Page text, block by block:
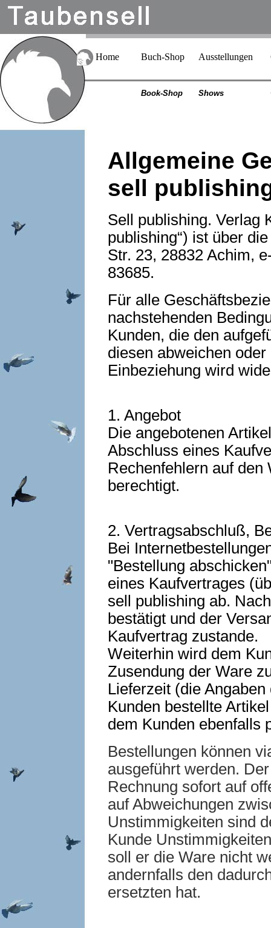
Home Buch-Shop Ausstellungen
Book-Shop Shows
Allgemeine
sell
Sell publishing. Verlag
publishing“) ist über
Str. 23, 28832 Achim,
83685.
Für alle
nachstehenden
Kunden, die den
diesen abweichen
Einbeziehung wird
1. Angebot
Die angebotenen
Abschluss eines
Rechenfehlern auf
berechtigt.
2. Vertragsabschluß,
Bei
"Bestellung
eines Kaufvertrages
sell publishing ab.
bestätigt und der
Kaufvertrag zustande.
Weiterhin wird dem
Zusendung der Ware
Lieferzeit (die
Kunden bestellte
dem Kunden ebenfalls
Bestellungen können
ausgeführt werden.
Rechnung sofort auf
auf Abweichungen
Unstimmigkeiten sind
Kunde
soll er die Ware nicht
andernfalls den
ersetzten hat.